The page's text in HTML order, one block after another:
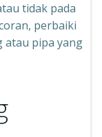
tidak pada
perbaiki
atau pipa yang